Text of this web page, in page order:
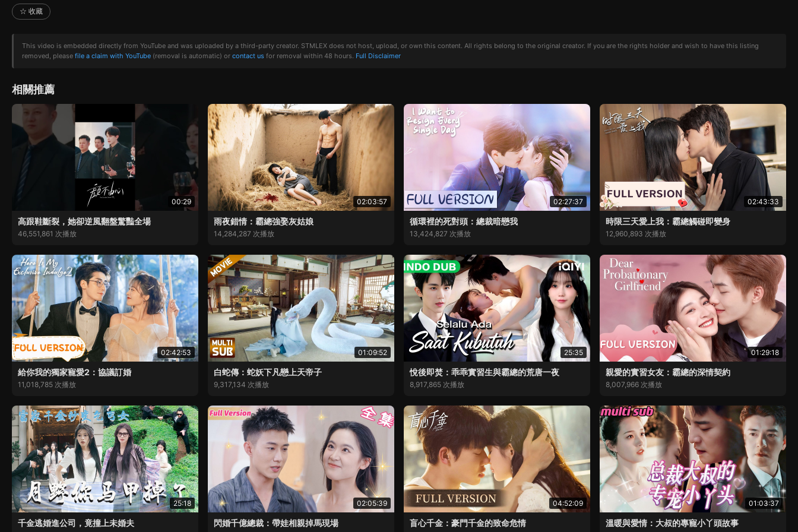
☆ 收藏
This video is embedded directly from YouTube and was uploaded by a third-party creator. STMLEX does not host, upload, or own this content. All rights belong to the original creator. If you are the rights holder and wish to have this listing
removed, please file a claim with YouTube (removal is automatic) or contact us for removal within 48 hours. Full Disclaimer
相關推薦
00:29
高跟鞋斷裂，她卻逆風翻盤驚豔全場
46,551,861 次播放
02:03:57
雨夜錯情：霸總強娶灰姑娘
14,284,287 次播放
02:27:37
循環裡的死對頭：總裁暗戀我
13,424,827 次播放
02:43:33
時限三天愛上我：霸總觸碰即變身
12,960,893 次播放
02:42:53
給你我的獨家寵愛2：協議訂婚
11,018,785 次播放
01:09:52
白蛇傳：蛇妖下凡戀上天帝子
9,317,134 次播放
25:35
悅後即焚：乖乖實習生與霸總的荒唐一夜
8,917,865 次播放
01:29:18
親愛的實習女友：霸總的深情契約
8,007,966 次播放
25:18
千金逃婚進公司，竟撞上未婚夫
02:05:39
閃婚千億總裁：帶娃相親掉馬現場
04:52:09
盲心千金：豪門千金的致命危情
01:03:37
溫暖與愛情：大叔的專寵小丫頭故事